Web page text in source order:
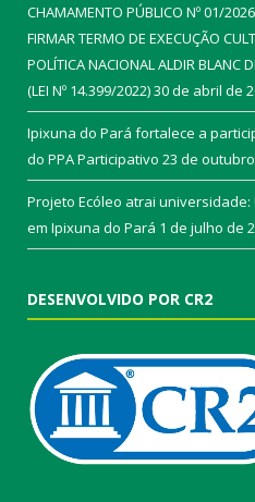
CHAMAMENTO PÚBLICO Nº 01/
FIRMAR TERMO DE EXECUÇÃO
POLÍTICA NACIONAL ALDIR BLANC
(LEI Nº 14.399/2022)30 de abril de
Ipixuna do Pará fortalece a
do PPA Participativo 23 de
Projeto Ecóleo atrai
em Ipixuna do Pará 1 de julho de
DESENVOLVIDO POR CR2